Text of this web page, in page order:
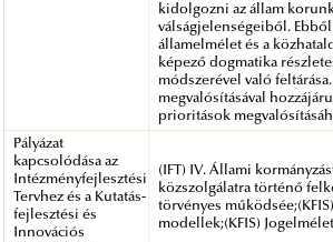
kidolgozni az állam
válságjelenségeiből.
államelmélet és a
képező dogmatika
módszerével való
megvalósításával
prioritások
Pályázat
kapcsolódása az
Intézményfejlesztési
Tervhez és a Kutatás-
fejlesztési és
Innovációs
(IFT) IV. Állami
közszolgálatra történő
törvényes
modellek;(KFIS)